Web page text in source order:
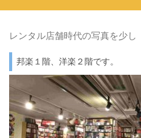
レンタル店舗時代の写真を少し
邦楽１階、洋楽２階です。